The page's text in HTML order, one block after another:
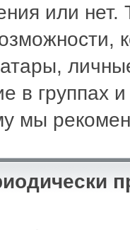
или нет.
в группах
мы